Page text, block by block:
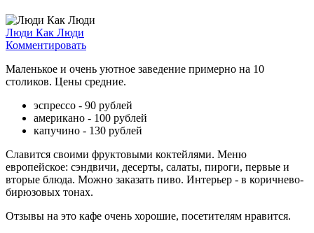
Люди Как Люди
Комментировать
Маленькое и очень уютное заведение примерно на 10
столиков. Цены средние.
эспрессо - 90 рублей
американо - 100 рублей
капучино - 130 рублей
Славится своими фруктовыми коктейлями. Меню
европейское: сэндвичи, десерты, салаты, пироги, первые и
вторые блюда. Можно заказать пиво. Интерьер - в коричнево-
бирюзовых тонах.
Отзывы на это кафе очень хорошие, посетителям нравится.